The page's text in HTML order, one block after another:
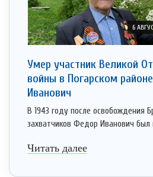
6
Умер участник Великой
войны в Погарском
Иванович
В 1943 году после освобождения
захватчиков Федор Иванович был
Читать далее